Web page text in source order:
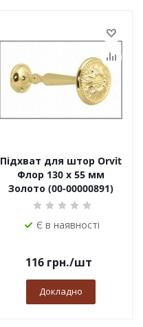
Підхват для штор Orvit
Флор 130 х 55 мм
Золото (00-00000891)
Є в наявності
116грн./шт
Докладно